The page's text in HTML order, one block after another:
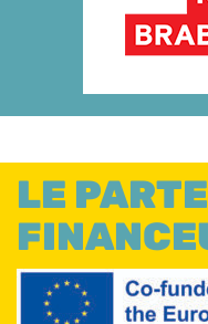
LE